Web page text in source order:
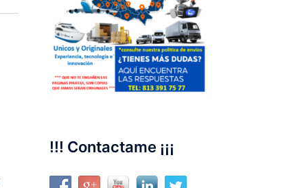
!!! Contactame ¡¡¡